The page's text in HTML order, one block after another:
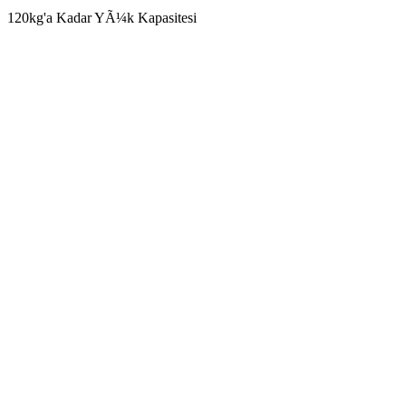
120kg'a Kadar YÃ¼k Kapasitesi